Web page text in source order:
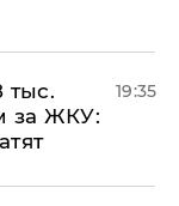
тыс.
за ЖКУ:
19:35